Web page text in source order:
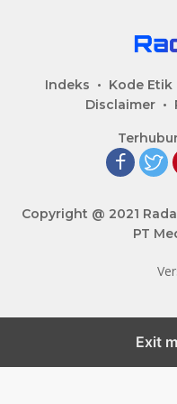
Indeks Kode Etik
Disclaimer
Copyright @ 2021
PT
Exit